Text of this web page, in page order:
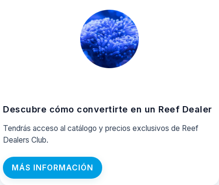
Descubre cómo convertirte en un Reef Dealer
Tendrás acceso al catálogo y precios exclusivos de Reef
Dealers Club.
MÁS INFORMACIÓN